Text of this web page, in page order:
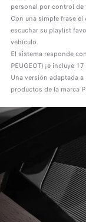
personal por control de
Con una simple frase
escuchar su playlist
vehículo.
El sistema responde
PEUGEOT) ¡e incluye
Una versión adaptada
productos de la marca